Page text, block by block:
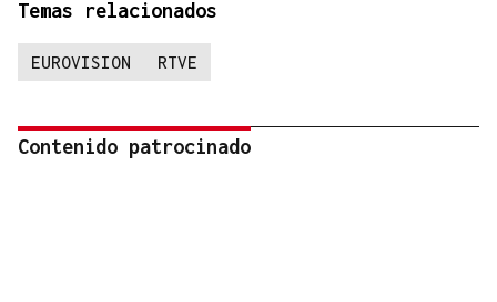
Temas relacionados
EUROVISION RTVE
Contenido patrocinado